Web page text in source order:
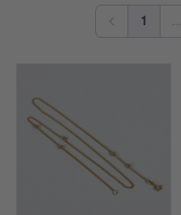
1 …